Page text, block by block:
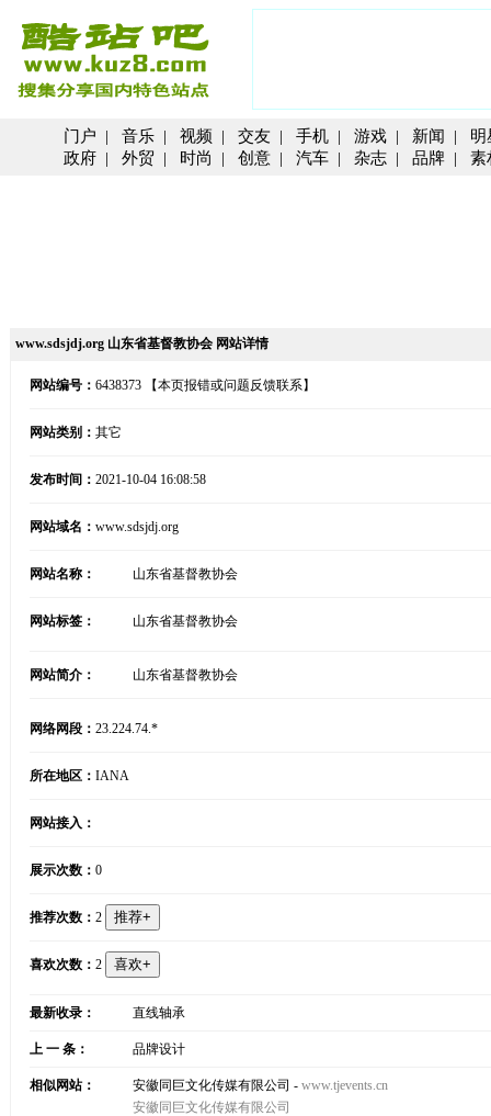
门户 | 音乐 | 视频 | 交友 | 手机 | 游戏 | 新闻 | 明
政府 | 外贸 | 时尚 | 创意 | 汽车 | 杂志 | 品牌 | 素
www.sdsjdj.org 山东省基督教协会 网站详情
网站编号： 6438373 【本页报错或问题反馈联系】
网站类别： 其它
发布时间： 2021-10-04 16:08:58
网站域名： www.sdsjdj.org
网站名称： 山东省基督教协会
网站标签： 山东省基督教协会
网站简介： 山东省基督教协会
网络网段： 23.224.74.*
所在地区： IANA
网站接入：
展示次数： 0
推荐次数： 2
喜欢次数： 2
最新收录： 直线轴承
上 一 条： 品牌设计
相似网站： 安徽同巨文化传媒有限公司 - www.tjevents.cn
安徽同巨文化传媒有限公司